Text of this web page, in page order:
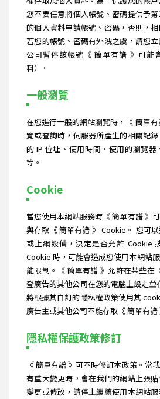
您不要任意將個人帳號、密碼提供予
的個人資料申請帳號、密碼，否則，
若您的帳號、密碼有外洩之虞，請您
公司暫停該帳號《 簡單有譜 》可能
料）。
一般瀏覽
在您進行一般的網站瀏覽時，《 簡單
覽或查詢時，伺服器所產生的相關記
的 IP 位址、使用時間、使用的瀏覽
等。
Cookie
當您使用本網站服務時《 簡單有譜 》
與存取《 簡單有譜 》 Cookie。 您可
或上網設備，決定是否允許 Cookie
Cookie 時，可能會造成您使用本網站
能限制。《 簡單有譜 》允許在某些在
登廣告的其他公司在您的電腦上設定
將根據其自訂的隱私權政策使用其
廣告主或其他公司不能存取《 簡單有譜
隱私權保護政策修訂
《 簡單有譜 》可不時修訂本政策。當
有重大變更時，會在我們的網站上張
變更或修改，請停止繼續使用本網站